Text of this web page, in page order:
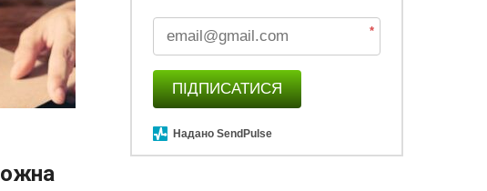
*
ПІДПИСАТИСЯ
Надано SendPulse